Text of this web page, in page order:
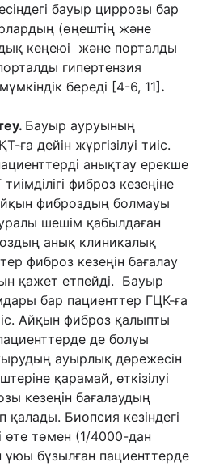
бауыр циррозы бар
(өңештің және
кеңеюі және порталды
гипертензия
береді [4-6, 11] .
Бауыр ауруының
ға дейін жүргізілуі тиіс.
анықтау ерекше
фиброз кезеңіне
фиброздың болмауы
шешім қабылдаған
анық клиникалық
фиброз кезеңін бағалау
қажет етпейді. Бауыр
бар пациенттер ГЦК-ға
Айқын фиброз қалыпты
де болуы
ауырлық дәрежесін
қарамай, өткізілуі
кезеңін бағалаудың
қалады. Биопсия кезіндегі
өте төмен (1/4000-дан
ұюы бұзылған пациенттерде